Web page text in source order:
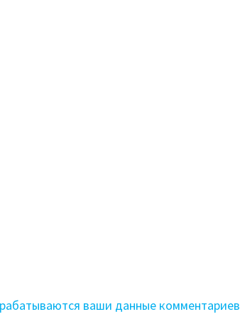
ваши данные комментариев